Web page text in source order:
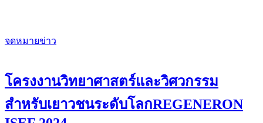
จดหมายข่าว
โครงงานวิทยาศาสตร์และวิศวกรรม
สำหรับเยาวชนระดับโลกREGENERON